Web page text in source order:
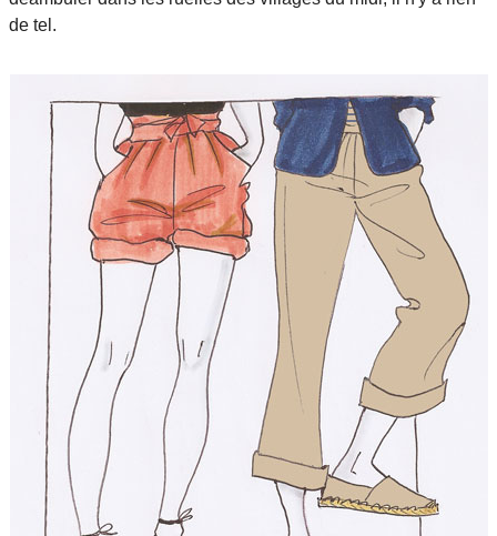
de tel.